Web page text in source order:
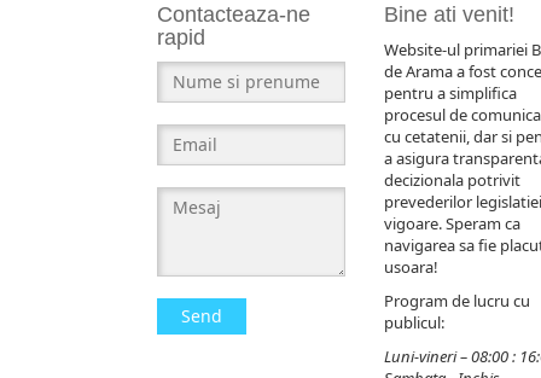
Contacteaza-ne
rapid
Send
Bine ati venit!
Website-ul primariei
de Arama a fost
pentru a simplifica
procesul de
cu cetatenii, dar si
a asigura
decizionala potrivit
prevederilor
vigoare. Speram ca
navigarea sa fie
usoara!
Program de lucru cu
publicul:
Luni-vineri – 08:00 :